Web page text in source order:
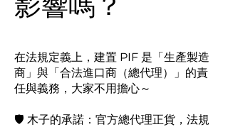
在法規定義上，建置 PIF 是「生產製造
商」與「合法進口商（總代理）」的責
任與義務，大家不用擔心～
🛡️ 木子的承諾：官方總代理正貨，法規